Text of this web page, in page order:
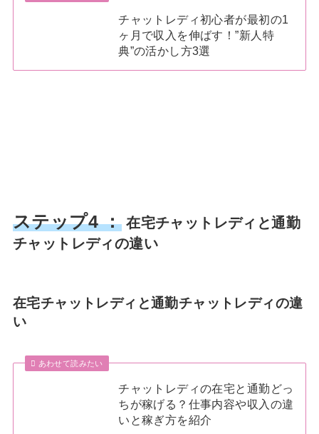
チャットレディ初心者が最初の1
ヶ月で収入を伸ばす！”新人特
典”の活かし方3選
ステップ4 ：在宅チャットレディと通勤
チャットレディの違い
在宅チャットレディと通勤チャットレディの違
い
あわせて読みたい
チャットレディの在宅と通勤どっ
ちが稼げる？仕事内容や収入の違
いと稼ぎ方を紹介